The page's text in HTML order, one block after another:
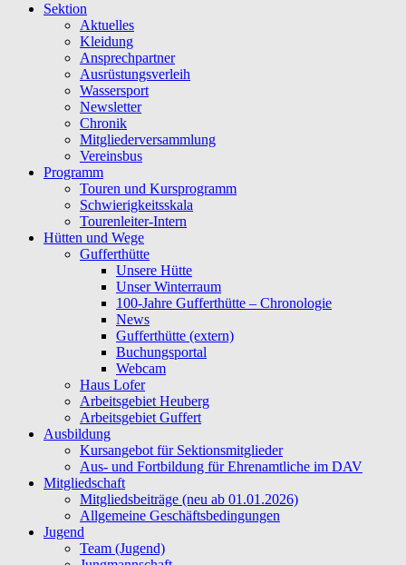
Sektion
Aktuelles
Kleidung
Ansprechpartner
Ausrüstungsverleih
Wassersport
Newsletter
Chronik
Mitgliederversammlung
Vereinsbus
Programm
Touren und Kursprogramm
Schwierigkeitsskala
Tourenleiter-Intern
Hütten und Wege
Gufferthütte
Unsere Hütte
Unser Winterraum
100-Jahre Gufferthütte – Chronologie
News
Gufferthütte (extern)
Buchungsportal
Webcam
Haus Lofer
Arbeitsgebiet Heuberg
Arbeitsgebiet Guffert
Ausbildung
Kursangebot für Sektionsmitglieder
Aus- und Fortbildung für Ehrenamtliche im DAV
Mitgliedschaft
Mitgliedsbeiträge (neu ab 01.01.2026)
Allgemeine Geschäftsbedingungen
Jugend
Team (Jugend)